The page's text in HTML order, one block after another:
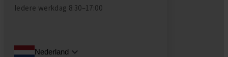
Iedere werkdag 8:30–17:00
Nederland